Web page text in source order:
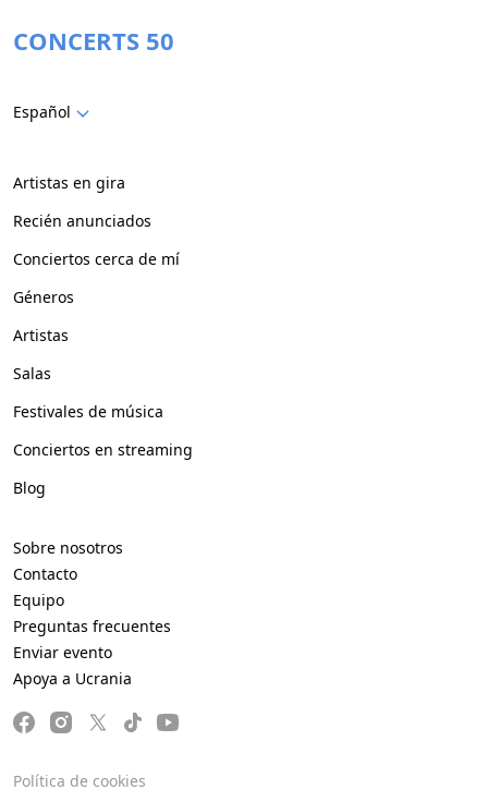
CONCERTS 50
Español
Artistas en gira
Recién anunciados
Conciertos cerca de mí
Géneros
Artistas
Salas
Festivales de música
Conciertos en streaming
Blog
Sobre nosotros
Contacto
Equipo
Preguntas frecuentes
Enviar evento
Apoya a Ucrania
Política de cookies